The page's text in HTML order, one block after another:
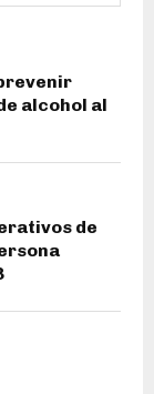
alcohol al
de